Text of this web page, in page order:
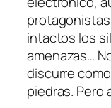
intactos los
amenazas…
discurre
piedras. Pero